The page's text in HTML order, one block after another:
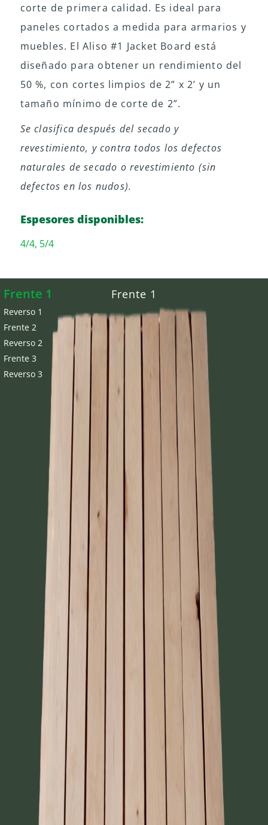
corte de primera calidad. Es ideal para
paneles cortados a medida para armarios y
muebles. El Aliso #1 Jacket Board está
diseñado para obtener un rendimiento del
50 %, con cortes limpios de 2” x 2’ y un
tamaño mínimo de corte de 2”.
Se clasifica después del secado y
revestimiento, y contra todos los defectos
naturales de secado o revestimiento (sin
defectos en los nudos).
Espesores disponibles:
4/4, 5/4
Frente 1
Reverso 1
Frente 2
Reverso 2
Frente 3
Reverso 3
Frente 1